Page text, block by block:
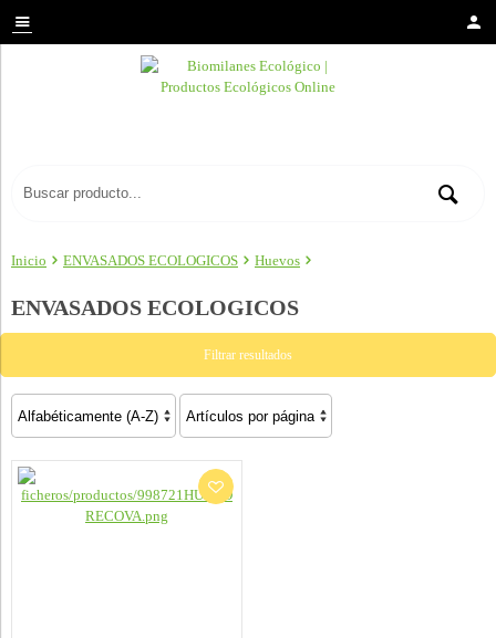
Inicio ENVASADOS ECOLOGICOS Huevos
ENVASADOS ECOLOGICOS
Filtrar resultados